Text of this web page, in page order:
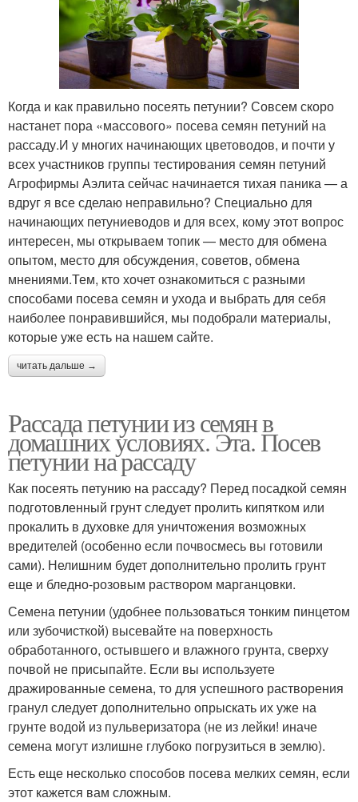
Когда и как правильно посеять петунии? Совсем скоро
настанет пора «массового» посева семян петуний на
рассаду.И у многих начинающих цветоводов, и почти у
всех участников группы тестирования семян петуний
Агрофирмы Аэлита сейчас начинается тихая паника — а
вдруг я все сделаю неправильно? Специально для
начинающих петуниеводов и для всех, кому этот вопрос
интересен, мы открываем топик — место для обмена
опытом, место для обсуждения, советов, обмена
мнениями.Тем, кто хочет ознакомиться с разными
способами посева семян и ухода и выбрать для себя
наиболее понравившийся, мы подобрали материалы,
которые уже есть на нашем сайте.
читать дальше →
Рассада петунии из семян в
домашних условиях. Эта. Посев
петунии на рассаду
Как посеять петунию на рассаду? Перед посадкой семян
подготовленный грунт следует пролить кипятком или
прокалить в духовке для уничтожения возможных
вредителей (особенно если почвосмесь вы готовили
сами). Нелишним будет дополнительно пролить грунт
еще и бледно-розовым раствором марганцовки.
Семена петунии (удобнее пользоваться тонким пинцетом
или зубочисткой) высевайте на поверхность
обработанного, остывшего и влажного грунта, сверху
почвой не присыпайте. Если вы используете
дражированные семена, то для успешного растворения
гранул следует дополнительно опрыскать их уже на
грунте водой из пульверизатора (не из лейки! иначе
семена могут излишне глубоко погрузиться в землю).
Есть еще несколько способов посева мелких семян, если
этот кажется вам сложным.